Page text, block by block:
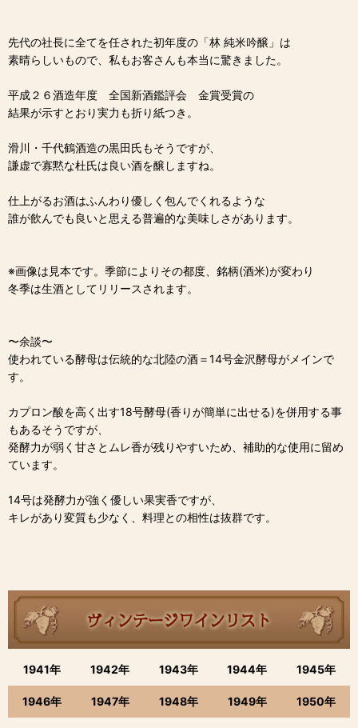
先代の社長に全てを任された初年度の「林 純米吟醸」は
素晴らしいもので、私もお客さんも本当に驚きました。
平成２６酒造年度 全国新酒鑑評会 金賞受賞の
結果が示すとおり実力も折り紙つき。
滑川・千代鶴酒造の黒田氏もそうですが、
謙虚で寡黙な杜氏は良い酒を醸しますね。
仕上がるお酒はふんわり優しく包んでくれるような
誰が飲んでも良いと思える普遍的な美味しさがあります。
※画像は見本です。季節によりその都度、銘柄(酒米)が変わり
冬季は生酒としてリリースされます。
〜余談〜
使われている酵母は伝統的な北陸の酒＝14号金沢酵母がメインで
す。
カプロン酸を高く出す18号酵母(香りが簡単に出せる)を併用する事
もあるそうですが、
発酵力が弱く甘さとムレ香が残りやすいため、補助的な使用に留め
ています。
14号は発酵力が強く優しい果実香ですが、
キレがあり変質も少なく、料理との相性は抜群です。
1941年 1942年 1943年 1944年 1945年
1946年 1947年 1948年 1949年 1950年